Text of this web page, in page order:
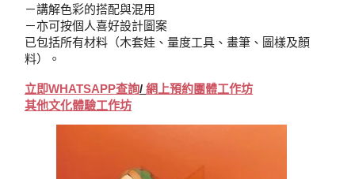
－講解色彩的搭配與混用
－亦可按個人喜好設計圖案
已包括所有材料（木套娃、量度工具、畫筆、圖樣及顏
料）。
立即WHATSAPP查詢/網上預約團體工作坊
其他文化體驗工作坊